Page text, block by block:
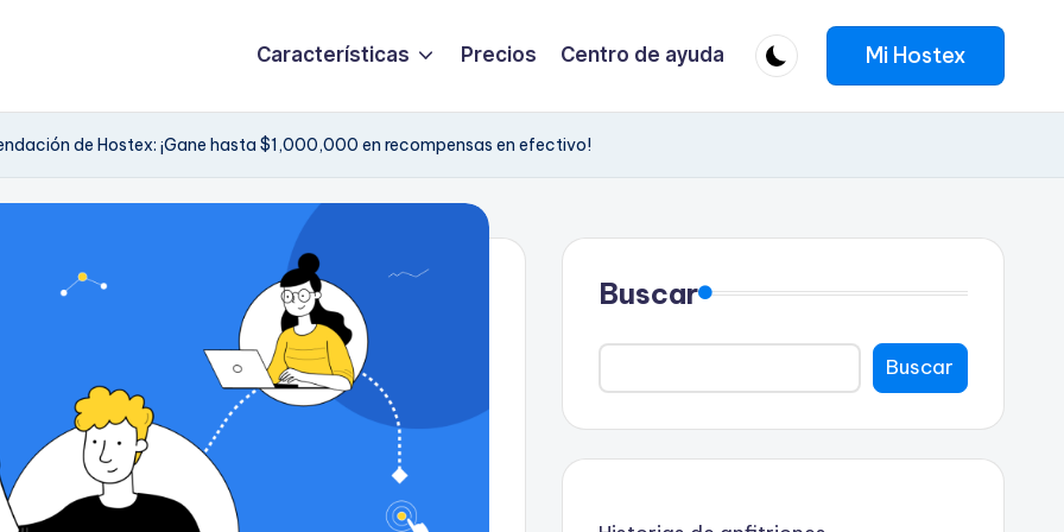
Características Precios Centro de ayuda Mi Hostex
de Hostex: ¡Gane hasta $1,000,000 en recompensas en efectivo!
Buscar
Buscar